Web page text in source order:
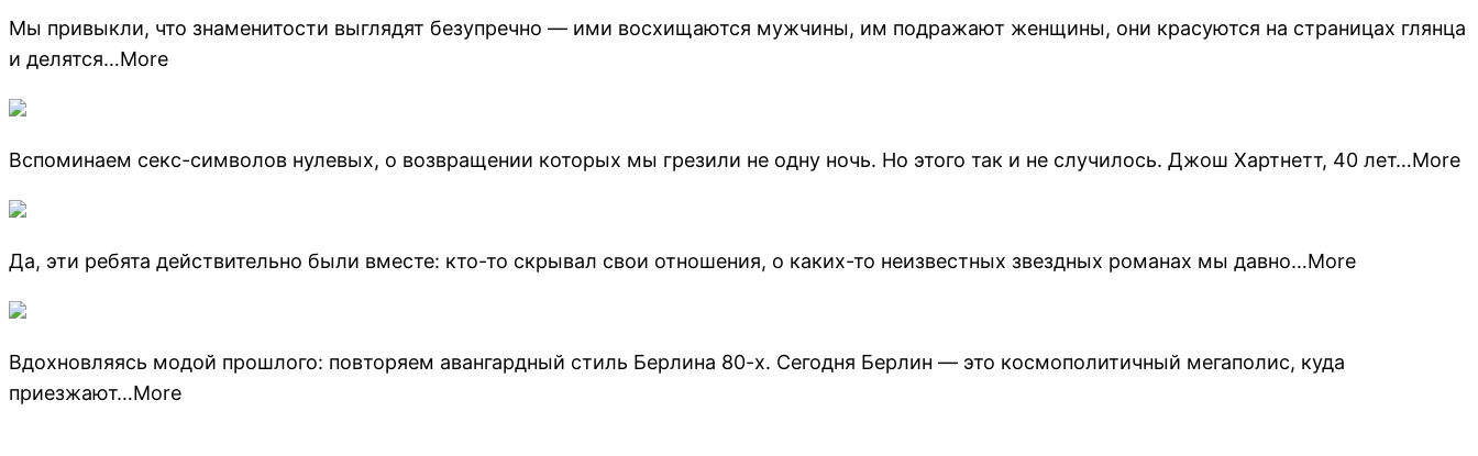
Мы привыкли, что знаменитости выглядят безупречно — ими восхищаются мужчины, им подражают женщины, они красуются на страницах глянца
и делятся…More
Вспоминаем секс-символов нулевых, о возвращении которых мы грезили не одну ночь. Но этого так и не случилось. Джош Хартнетт, 40 лет…More
Да, эти ребята действительно были вместе: кто-то скрывал свои отношения, о каких-то неизвестных звездных романах мы давно…More
Вдохновляясь модой прошлого: повторяем авангардный стиль Берлина 80-х. Сегодня Берлин — это космополитичный мегаполис, куда
приезжают…More